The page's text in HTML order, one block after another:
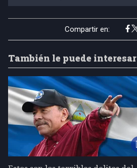
Compartir en:
También le puede interesar